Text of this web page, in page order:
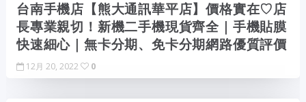
台南手機店【熊大通訊華平店】價格實在♡店
長專業親切！新機二手機現貨齊全｜手機貼膜
快速細心｜無卡分期、免卡分期網路優質評價
12月 20, 2022 0